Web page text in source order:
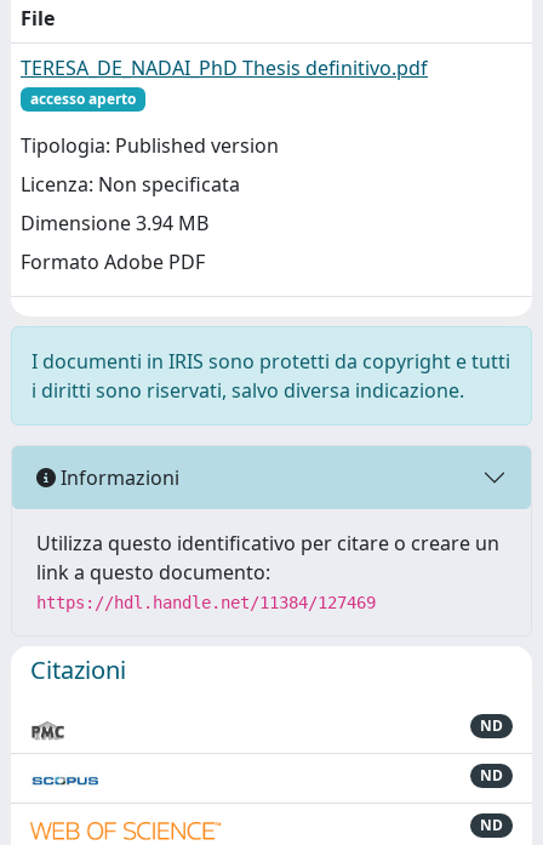
File
TERESA_DE_NADAI_PhD Thesis definitivo.pdf
accesso aperto
Tipologia: Published version
Licenza: Non specificata
Dimensione 3.94 MB
Formato Adobe PDF
I documenti in IRIS sono protetti da copyright e tutti
i diritti sono riservati, salvo diversa indicazione.
Informazioni
Utilizza questo identificativo per citare o creare un
link a questo documento:
https://hdl.handle.net/11384/127469
Citazioni
ND
ND
ND